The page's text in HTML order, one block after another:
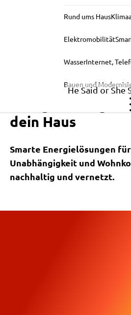
Rund ums Haus
Elektromobilität
WasserInternet,
Bauen und
He Said or She
Energielösungen
dein Haus
Smarte Energielösungen
Unabhängigkeit und
nachhaltig und vernetzt.